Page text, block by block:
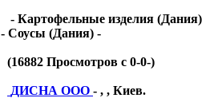
- Картофельные изделия (Дания)
- Соусы (Дания) -
(16882 Просмотров с 0-0-)
ДИСНА ООО - , , Киев.